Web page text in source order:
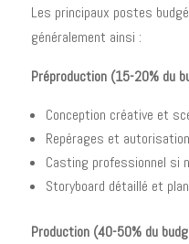
Les principaux postes
généralement ainsi :
Préproduction (15-20% du
Conception créative et
Repérages et
Casting professionnel si
Storyboard détaillé et
Production (40-50% du